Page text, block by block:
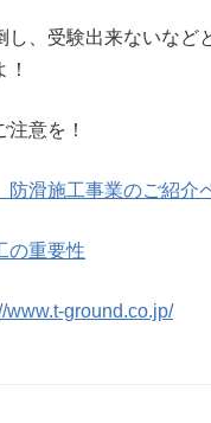
し、受験出来ないなど
意を！
滑施工事業のご紹介
の重要性
www.t-ground.co.jp/